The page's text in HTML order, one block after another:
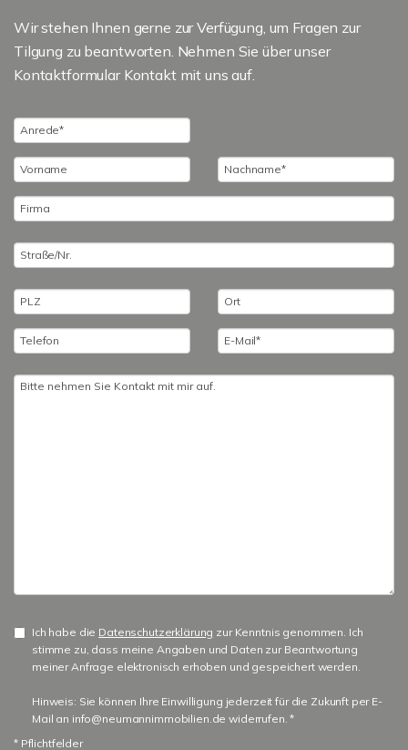
Wir stehen Ihnen gerne zur Verfügung, um Fragen zur
Tilgung zu beantworten. Nehmen Sie über unser
Kontaktformular Kontakt mit uns auf.
Ich habe die Datenschutzerklärung zur Kenntnis genommen. Ich
stimme zu, dass meine Angaben und Daten zur Beantwortung
meiner Anfrage elektronisch erhoben und gespeichert werden.
Hinweis: Sie können Ihre Einwilligung jederzeit für die Zukunft per E-
Mail an info@neumannimmobilien.de widerrufen. *
* Pflichtfelder